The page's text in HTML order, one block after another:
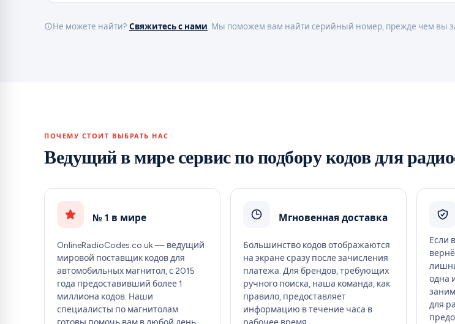
Не можете найти? Свяжитесь с нами . Мы поможем вам найти серийный номер, прежде чем вы
ПОЧЕМУ СТОИТ ВЫБРАТЬ НАС
Ведущий в мире сервис по подбору кодов для
№ 1 в мире
OnlineRadioCodes.co.uk — ведущий
мировой поставщик кодов для
автомобильных магнитол, с 2015
года предоставивший более 1
миллиона кодов. Наши
специалисты по магнитолам
Мгновенная доставка
Большинство кодов отображаются
на экране сразу после зачисления
платежа. Для брендов, требующих
ручного поиска, наша команда, как
правило, предоставляет
информацию в течение часа в
Если
одна
для